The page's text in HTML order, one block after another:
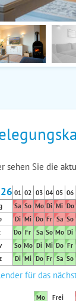
sehen Sie die
01 02 03 04 05 06
Sa So Mo Di Mi Do
Di Mi Do Fr Sa So
Do Fr Sa So Mo Di
So Mo Di Mi Do Fr
Di Mi Do Fr Sa So
für das
Mo Frei